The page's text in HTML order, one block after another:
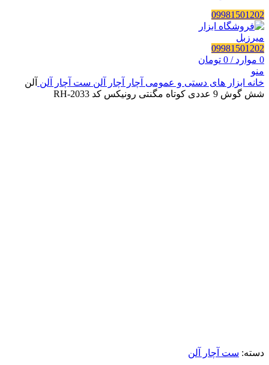
09981501202
09981501202
0 موارد /
0 تومان
منو
خانه ابزار های دستی و عمومی آچار آچار آلن ست آچار آلن آلن
شش گوش 9 عددی کوتاه مگنتی رونیکس کد RH-2033
دسته: ست آچار آلن